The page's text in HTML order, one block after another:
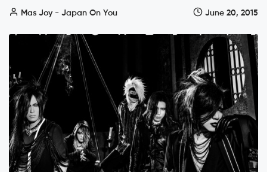
Mas Joy - Japan On You June 20, 2015